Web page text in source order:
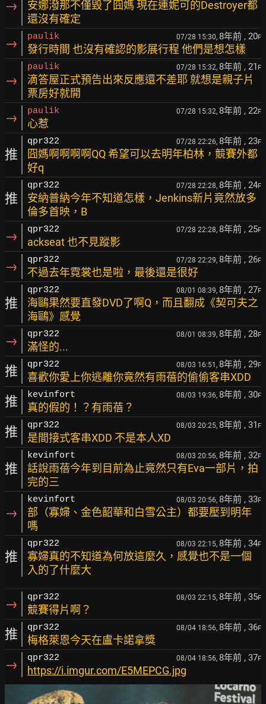
→
安娜潑那不僅毀了囧媽 現在連妮可的Destroyer都
還沒有確定
→ paulik 07/28 15:30, 8年前 , 20F
發行時間 也沒有確認的影展行程 他們是想怎樣
→
paulik 07/28 15:32, 8年前 , 21 F
滴答屋正式預告出來反應還不差耶 就想是親子片
票房好就開
→ paulik 07/28 15:32, 8年前 , 22F
心惹
推
qpr322 07/28 22:26, 8年前 , 23F
囧媽啊啊啊啊QQ 希望可以去明年柏林，競賽外都
好q
推
qpr322 07/28 22:28, 8年前 , 24F
安納普納今年不知道怎樣，Jenkins新片竟然放多
倫多首映，B
→ qpr322 07/28 22:28, 8年前 , 25F
ackseat 也不見蹤影
→ qpr322 07/28 22:29, 8年前 , 26F
不過去年霓裳也是啦，最後還是很好
推
qpr322 08/01 08:39, 8年前 , 27F
海鷗果然要直發DVD了啊Q，而且翻成《契可夫之
海鷗》感覺
→ qpr322 08/01 08:39, 8年前 , 28F
滿怪的...
推 qpr322 08/03 16:51, 8年前 , 29F
喜歡你愛上你逃離你竟然有雨蓓的偷偷客串XDD
推 kevinfort 08/03 19:36, 8年前 , 30F
真的假的！？有雨蓓？
推 qpr322 08/03 20:25, 8年前 , 31 F
是間接式客串XDD 不是本人XD
推
kevinfort 08/03 20:56, 8年前 , 32F
話說雨蓓今年到目前為止竟然只有Eva一部片，拍
完的三
→
kevinfort 08/03 20:56, 8年前 , 33F
部（寡婦、金色韶華和白雪公主）都要壓到明年
嗎
推
qpr322 08/03 22:15, 8年前 , 34F
寡婦真的不知道為何放這麼久，感覺也不是一個
入的了什麼大
→ qpr322 08/03 22:15, 8年前 , 35F
競賽得片啊？
推 qpr322 08/04 18:56, 8年前 , 36F
梅格萊恩今天在盧卡諾拿獎
→ qpr322 08/04 18:56, 8年前 , 37F
https://i.imgur.com/E5MEPCG.jpg